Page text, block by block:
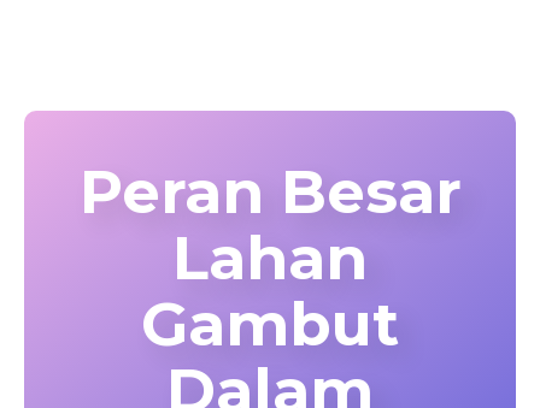
Peran Besar
Lahan
Gambut
Dalam